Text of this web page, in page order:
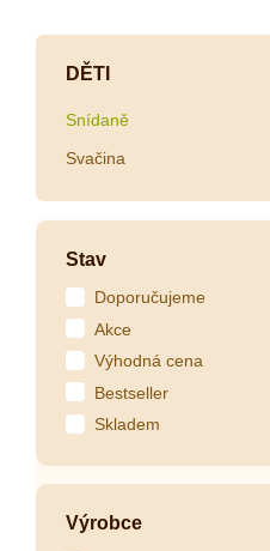
Ostatní nápoje
DĚTI
Snídaně
Svačina
Stav
Doporučujeme
Akce
Výhodná cena
Bestseller
Skladem
Výrobce